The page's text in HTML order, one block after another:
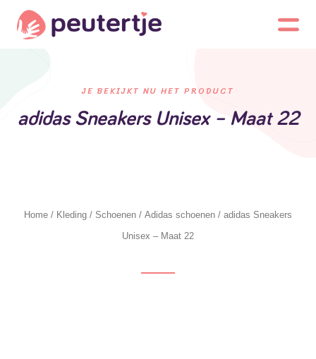
JE BEKIJKT NU HET PRODUCT
adidas Sneakers Unisex – Maat 22
Home / Kleding / Schoenen / Adidas schoenen / adidas Sneakers
Unisex – Maat 22